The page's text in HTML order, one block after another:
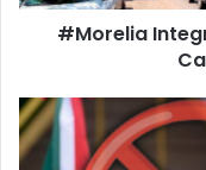
Gobierno
#Morelia
AMLO
Quedó
A